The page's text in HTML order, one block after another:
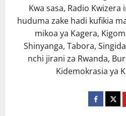
Kwa sasa, Radio
huduma zake hadi kufikia
mikoa ya Kagera,
Shinyanga, Tabora,
nchi jirani za Rwanda,
Kidemokrasia ya